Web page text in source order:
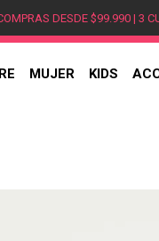
DESDE $99.990 | 3
MUJER KIDS